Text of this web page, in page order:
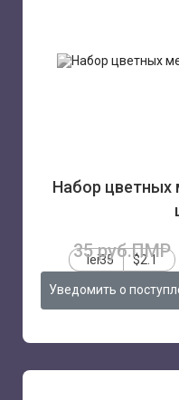
Набор цветных
35 руб.ПМР
lei35 $2.1
Уведомить о